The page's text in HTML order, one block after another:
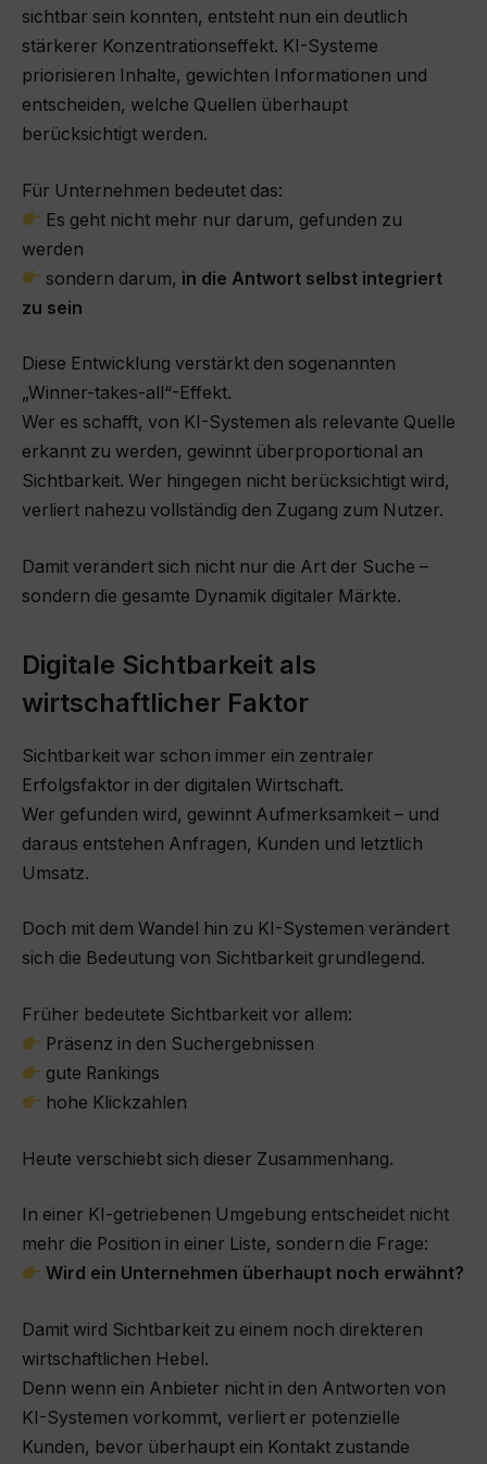
sichtbar sein konnten, entsteht nun ein deutlich
stärkerer Konzentrationseffekt. KI-Systeme
priorisieren Inhalte, gewichten Informationen und
entscheiden, welche Quellen überhaupt
berücksichtigt werden.
Für Unternehmen bedeutet das:
Es geht nicht mehr nur darum, gefunden zu
werden
sondern darum, in die Antwort selbst integriert
zu sein
Diese Entwicklung verstärkt den sogenannten
„Winner-takes-all“-Effekt.
Wer es schafft, von KI-Systemen als relevante Quelle
erkannt zu werden, gewinnt überproportional an
Sichtbarkeit. Wer hingegen nicht berücksichtigt wird,
verliert nahezu vollständig den Zugang zum Nutzer.
Damit verändert sich nicht nur die Art der Suche –
sondern die gesamte Dynamik digitaler Märkte.
Digitale Sichtbarkeit als
wirtschaftlicher Faktor
Sichtbarkeit war schon immer ein zentraler
Erfolgsfaktor in der digitalen Wirtschaft.
Wer gefunden wird, gewinnt Aufmerksamkeit – und
daraus entstehen Anfragen, Kunden und letztlich
Umsatz.
Doch mit dem Wandel hin zu KI-Systemen verändert
sich die Bedeutung von Sichtbarkeit grundlegend.
Früher bedeutete Sichtbarkeit vor allem:
Präsenz in den Suchergebnissen
gute Rankings
hohe Klickzahlen
Heute verschiebt sich dieser Zusammenhang.
In einer KI-getriebenen Umgebung entscheidet nicht
mehr die Position in einer Liste, sondern die Frage:
Wird ein Unternehmen überhaupt noch erwähnt?
Damit wird Sichtbarkeit zu einem noch direkteren
wirtschaftlichen Hebel.
Denn wenn ein Anbieter nicht in den Antworten von
KI-Systemen vorkommt, verliert er potenzielle
Kunden, bevor überhaupt ein Kontakt zustande